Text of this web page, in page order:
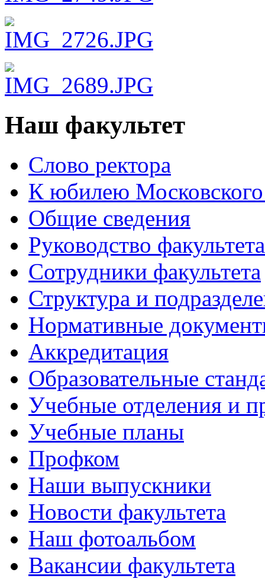
Наш факультет
Слово ректора
К юбилею Московского
Общие сведения
Руководство факультета
Сотрудники факультета
Структура и
Нормативные
Аккредитация
Образовательные
Учебные отделения и
Учебные планы
Профком
Наши выпускники
Новости факультета
Наш фотоальбом
Вакансии факультета